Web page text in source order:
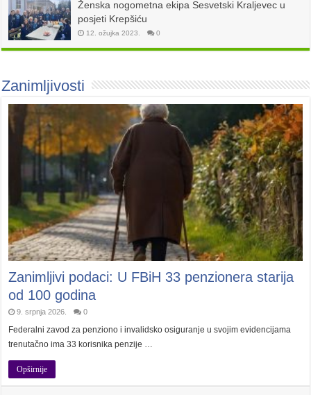
Ženska nogometna ekipa Sesvetski Kraljevec u
posjeti Krepšiću
12. ožujka 2023. 0
Zanimljivosti
Zanimljivi podaci: U FBiH 33 penzionera starija
od 100 godina
9. srpnja 2026. 0
Federalni zavod za penziono i invalidsko osiguranje u svojim evidencijama
trenutačno ima 33 korisnika penzije …
Opširnije